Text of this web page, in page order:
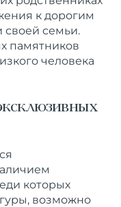
к дорогим
своей семьи.
памятников
человека
которых
возможно